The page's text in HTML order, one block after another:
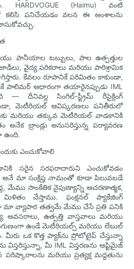
(Haimu) వంటి
కలిసి పనిచేయడం వలన ఈ అంశాలను
పానీయాల టబ్బులు, పాల ఉత్పత్తుల
వైద్య పరికరాలు మరియు పారిశ్రామిక
కేవలం రూపానికే పరిమితం కాకుండా,
పాలిమర్ ఆధారంగా తయారైనప్పుడు IML
— దీనివల్ల సింగిల్-స్ట్రీమ్ రీసైక్లింగ్
మెటీరియల్ ఆవిష్కరణలు పనితీరులో
మరియు తక్కువ మెటీరియల్ వాడకానికి
అనేక బ్రాండ్లు అనుసరిస్తున్న పర్యావరణ
ఉంది.
ఎంచుకోవాలి
సరైన సరఫరాదారుని ఎంచుకోవడం
అనే మా సంక్షిప్త నామంతో కూడా పిలువబడే
మేము సాంకేతిక నైపుణ్యాన్ని ఆచరణాత్మక,
చేస్తాము. ఫంక్షనల్ ప్యాకేజింగ్
వ్యాపార తత్వమే మేము చేసే ప్రతి పనికి
అవసరాలు, ఉత్పత్తి వాస్తవాలు మరియు
ఉండే మెటీరియల్స్ మరియు లేబుల్
మీరు ఒక కొత్త ప్యాక్‌ను ప్రోటోటైప్ చేస్తున్నా
మీ IML విస్తరణను ఆప్టిమైజ్
మరియు ప్రత్యక్ష మద్దతును